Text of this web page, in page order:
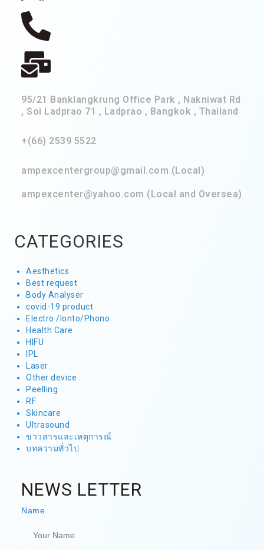
95/21 Banklangkrung Office Park , Nakniwat Rd
, Soi Ladprao 71 , Ladprao , Bangkok , Thailand
+(66) 2539 5522
ampexcentergroup@gmail.com (Local)
ampexcenter@yahoo.com (Local and Oversea)
CATEGORIES
Aesthetics
Best request
Body Analyser
covid-19 product
Electro /Ionto/Phono
Health Care
HIFU
IPL
Laser
Other device
Peelling
RF
Skincare
Ultrasound
ข่าวสารและเหตุการณ์
บทความทั่วไป
NEWS LETTER
Name